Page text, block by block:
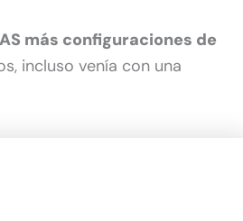
más configuraciones de
incluso venía con una